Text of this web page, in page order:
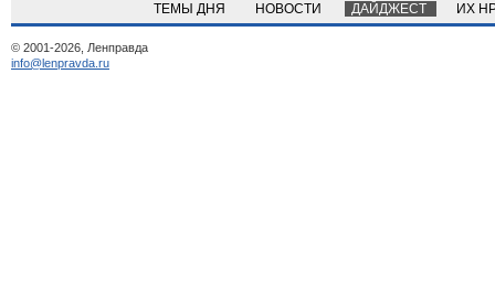
ТЕМЫ ДНЯ НОВОСТИ ДАЙДЖЕСТ ИХ
© 2001-2026, Ленправда
info@lenpravda.ru